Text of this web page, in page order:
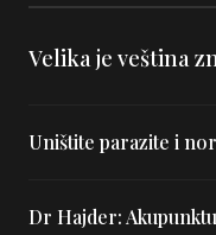
Velika je veština
Uništite parazite i
Dr Hajder: